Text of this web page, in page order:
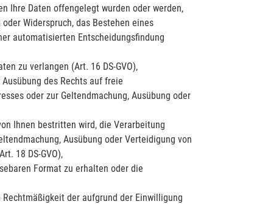
Ihre Daten offengelegt wurden oder werden,
Widerspruch, das Bestehen eines
automatisierten Entscheidungsfindung
zu verlangen (Art. 16 DS-GVO),
des Rechts auf freie
oder zur Geltendmachung, Ausübung oder
Ihnen bestritten wird, die Verarbeitung
Ausübung oder Verteidigung von
18 DS-GVO),
Format zu erhalten oder die
der aufgrund der Einwilligung